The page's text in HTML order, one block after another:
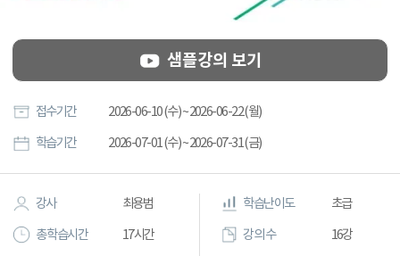
샘플강의 보기
접수기간 2026-06-10 (수) ~ 2026-06-22 (월)
학습기간 2026-07-01 (수) ~ 2026-07-31 (금)
강사 최용범
총 학습시간 17시간
학습난이도 초급
강의 수 16강